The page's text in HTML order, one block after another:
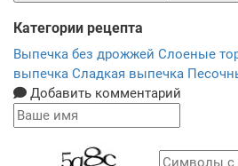
Категории рецепта
Выпечка без дрожжей Слоеные
выпечка Сладкая выпечка
Добавить комментарий